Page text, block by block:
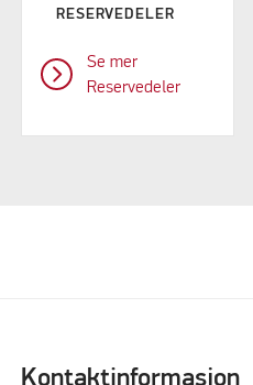
RESERVEDELER
Se mer
Reservedeler
Kontaktinformasjon